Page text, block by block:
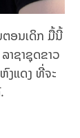
ຕອນເດິກ ມື້ນີ້
າຊາຊຸດຂາວ
ງແດງ ທີ່ຈະ